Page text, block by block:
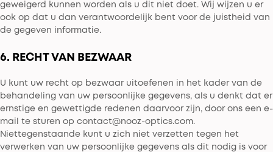
geweigerd kunnen worden als u dit niet doet. Wij wijzen u er
ook op dat u dan verantwoordelijk bent voor de juistheid van
de gegeven informatie.
6. RECHT VAN BEZWAAR
U kunt uw recht op bezwaar uitoefenen in het kader van de
behandeling van uw persoonlijke gegevens, als u denkt dat er
ernstige en gewettigde redenen daarvoor zijn, door ons een e-
mail te sturen op contact@nooz-optics.com.
Niettegenstaande kunt u zich niet verzetten tegen het
verwerken van uw persoonlijke gegevens als dit nodig is voor